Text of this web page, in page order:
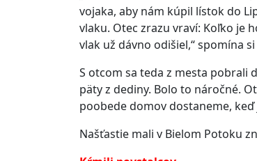
vojaka, aby nám kúpil lístok do
vlaku. Otec zrazu vraví: Koľko je
vlak už dávno odišiel,“ spomína
S otcom sa teda z mesta pobrali
päty z dediny. Bolo to náročné.
poobede domov dostaneme,
Našťastie mali v Bielom Potoku